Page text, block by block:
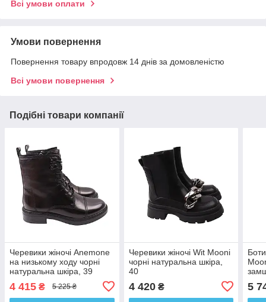
Всі умови оплати
Умови повернення
Повернення товару впродовж 14 днів за домовленістю
Всі умови повернення
Подібні товари компанії
Черевики жіночі Anemone
на низькому ходу чорні
натуральна шкіра, 39
4 415 ₴ 5 225 ₴
Черевики жіночі Wit Mooni
чорні натуральна шкіра,
40
4 420₴ 5